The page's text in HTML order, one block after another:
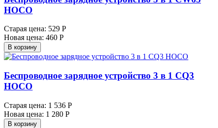
HOCO
Старая цена: 529 Р
Новая цена: 460 Р
В корзину
Беспроводное зарядное устройство 3 в 1 CQ3
HOCO
Старая цена: 1 536 Р
Новая цена: 1 280 Р
В корзину